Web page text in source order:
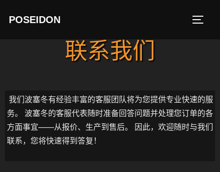
POSEIDON
联系我们
我们波塞冬有经验丰富的客服团队将为您提供专业快速的服
务。 波塞冬的客服代表随时准备回答问题并处理您订单的各
方面事宜——从报价、生产到售后。 因此，欢迎随时与我们
联系，您将快速得到答复！